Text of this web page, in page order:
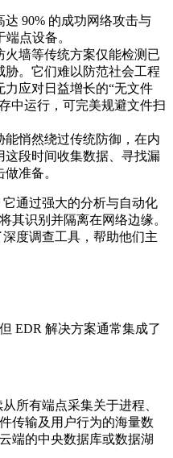
90% 的成功网络攻击与
点设备。
墙等传统方案仅能检测已
。它们难以防范社会工程
应对日益增长的“无文件
中运行，可完美规避文件扫
悄然绕过传统防御，在内
段时间收集数据、寻找漏
准备。
通过强大的分析与自动化
其识别并隔离在网络边缘。
度调查工具，帮助他们主
EDR 解决方案通常集成了
所有端点采集关于进程、
传输及用户行为的海量数
端的中央数据库或数据湖